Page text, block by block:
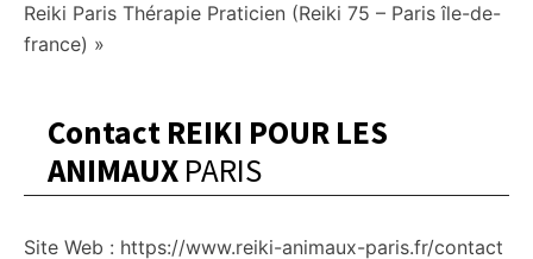
Reiki Paris Thérapie Praticien (Reiki 75 – Paris île-de-
france) »
Contact REIKI POUR LES
ANIMAUX PARIS
Site Web : https://www.reiki-animaux-paris.fr/contact